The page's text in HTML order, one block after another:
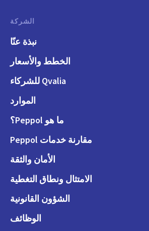
الشركة
نبذة عنّا
الخطط والأسعار
Qvalia للشركاء
الموارد
ما هو Peppol؟
مقارنة خدمات Peppol
الأمان والثقة
الامتثال ونطاق التغطية
الشؤون القانونية
الوظائف